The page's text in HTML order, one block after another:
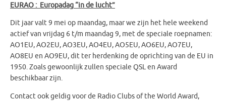
EURAO : Europadag “in de lucht”
Dit jaar valt 9 mei op maandag, maar we zijn het hele weekend
actief van vrijdag 6 t/m maandag 9, met de speciale roepnamen:
AO1EU, AO2EU, AO3EU, AO4EU, AO5EU, AO6EU, AO7EU,
AO8EU en AO9EU, dit ter herdenking de oprichting van de EU in
1950. Zoals gewoonlijk zullen speciale QSL en Award
beschikbaar zijn.
Contact ook geldig voor de Radio Clubs of the World Award,